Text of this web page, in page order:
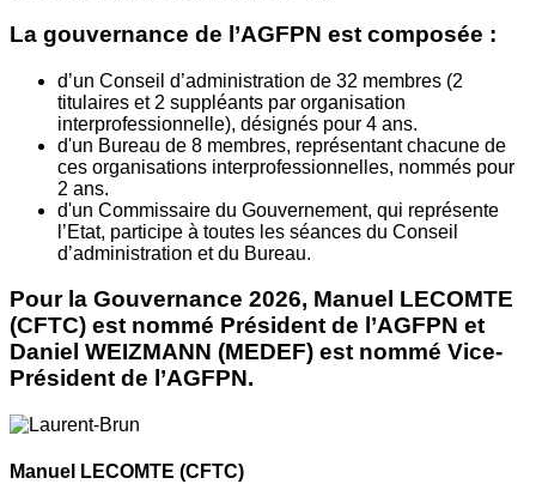
La gouvernance de l’AGFPN est composée :
d’un Conseil d’administration de 32 membres (2
titulaires et 2 suppléants par organisation
interprofessionnelle), désignés pour 4 ans.
d'un Bureau de 8 membres, représentant chacune de
ces organisations interprofessionnelles, nommés pour
2 ans.
d'un Commissaire du Gouvernement, qui représente
l’Etat, participe à toutes les séances du Conseil
d’administration et du Bureau.
Pour la Gouvernance 2026, Manuel LECOMTE
(CFTC) est nommé Président de l’AGFPN et
Daniel WEIZMANN (MEDEF) est nommé Vice-
Président de l’AGFPN.
Manuel LECOMTE (CFTC)